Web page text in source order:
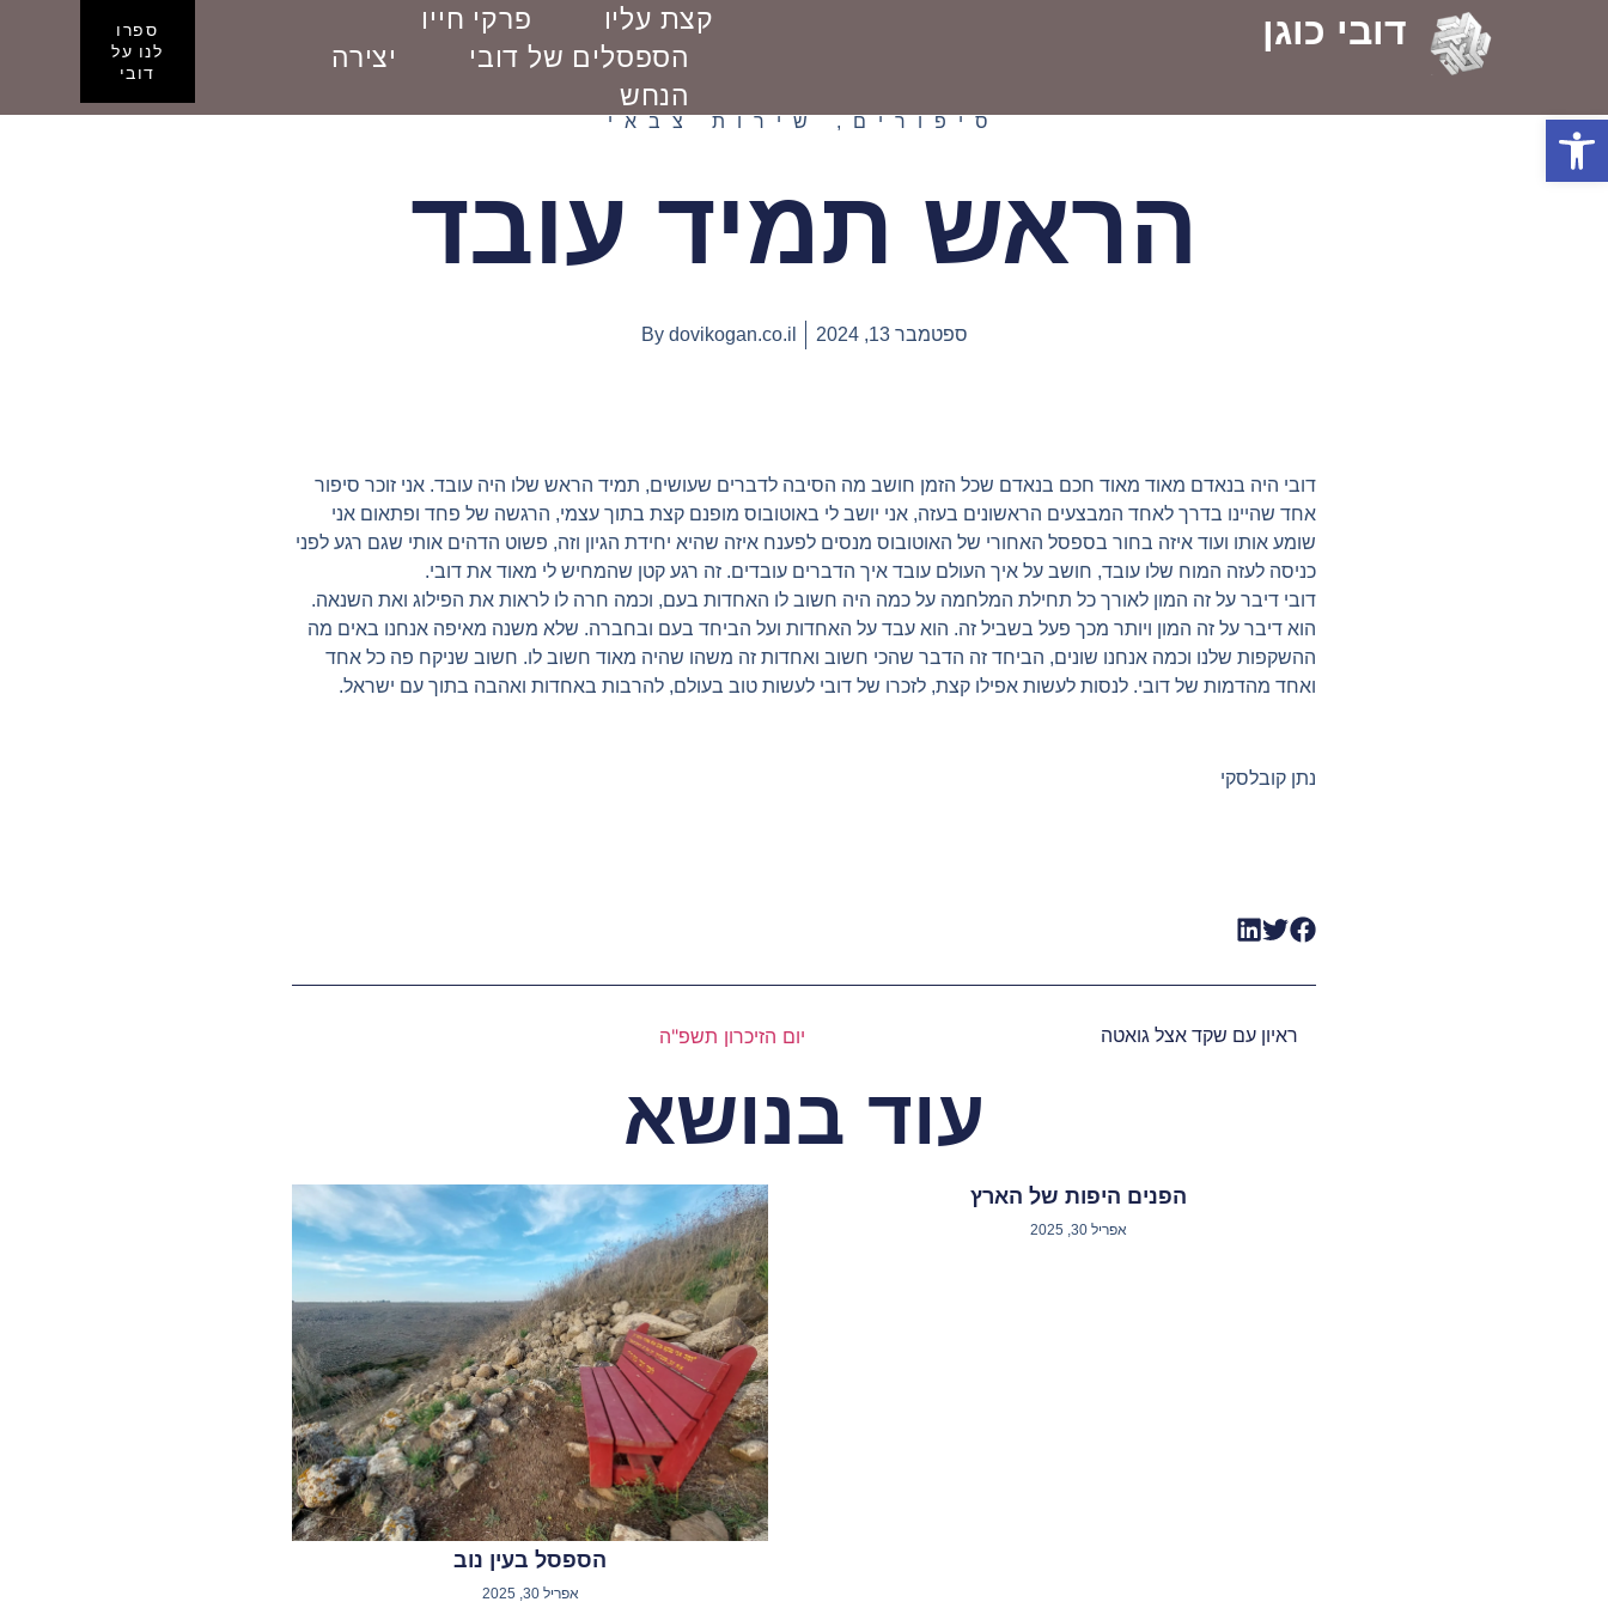
דובי כוגן קצת עליו
פרקי חייו
הספסלים של דובי
יצירה
הנחש
ספרו
לנו על
דובי
סיפורים,שירות צבאי
הראש תמיד עובד
ספטמבר 13, 2024 Bydovikogan.co.il
‏דובי היה בנאדם מאוד מאוד חכם בנאדם שכל הזמן חושב מה הסיבה לדברים שעושים, תמיד הראש שלו היה עובד. אני זוכר סיפור
אחד שהיינו בדרך לאחד המבצעים הראשונים בעזה, אני יושב לי באוטובוס מופנם קצת בתוך עצמי, הרגשה של פחד ופתאום אני
שומע אותו ועוד איזה בחור בספסל האחורי של האוטובוס מנסים לפענח איזה שהיא יחידת הגיון וזה, פשוט הדהים אותי שגם רגע לפני
כניסה לעזה המוח שלו עובד, חושב על איך העולם עובד איך הדברים עובדים. זה רגע קטן שהמחיש לי מאוד את דובי.
‏דובי דיבר על זה המון לאורך כל תחילת המלחמה על כמה היה חשוב לו האחדות בעם, וכמה חרה לו לראות את הפילוג ואת השנאה.
הוא דיבר על זה המון ויותר מכך פעל בשביל זה. הוא עבד על האחדות ועל הביחד בעם ובחברה. שלא משנה מאיפה אנחנו באים מה
ההשקפות שלנו וכמה אנחנו שונים, הביחד זה הדבר שהכי חשוב ואחדות זה משהו שהיה מאוד חשוב לו. חשוב שניקח פה כל אחד
ואחד מהדמות של דובי. לנסות לעשות אפילו קצת, לזכרו של דובי לעשות טוב בעולם, להרבות באחדות ואהבה בתוך עם ישראל.
נתן קובלסקי
ראיון עם שקד אצל גואטה יום הזיכרון תשפ"ה
עוד בנושא
הפנים היפות של הארץ
אפריל 30, 2025
הספסל בעין נוב
אפריל 30, 2025
פתח סרגל נגישות